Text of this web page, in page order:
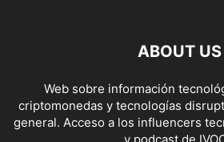
ABOUT US
Web sobre información
criptomonedas y tecnologías
general. Acceso a los influencers
y podcast de